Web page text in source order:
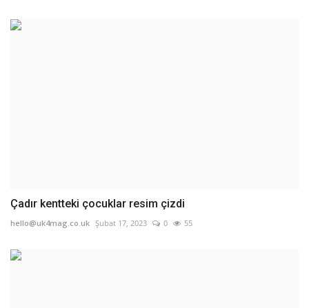
Çadır kentteki çocuklar resim çizdi
hello@uk4mag.co.uk Şubat 17, 2023 0 55